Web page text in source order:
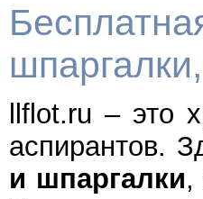
llflot.ru – это
аспирантов.
и шпаргалки,